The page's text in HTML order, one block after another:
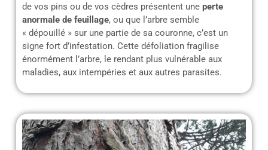
de vos pins ou de vos cèdres présentent une perte
anormale de feuillage, ou que l’arbre semble
« dépouillé » sur une partie de sa couronne, c’est un
signe fort d’infestation. Cette défoliation fragilise
énormément l’arbre, le rendant plus vulnérable aux
maladies, aux intempéries et aux autres parasites.